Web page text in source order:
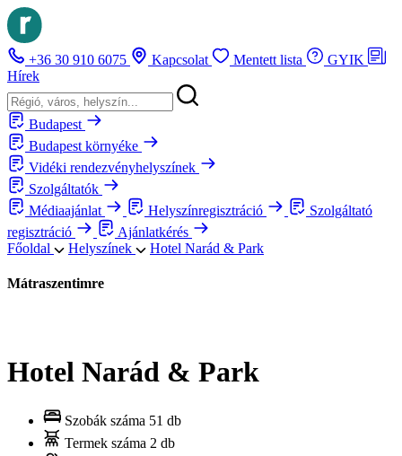
+36 30 910 6075 Kapcsolat Mentett lista
GYIK
Hírek
Budapest
Budapest környéke
Vidéki rendezvényhelyszínek
Szolgáltatók
Médiaajánlat
Helyszínregisztráció
Szolgáltató
regisztráció
Ajánlatkérés
Főoldal
Helyszínek Hotel Narád & Park
Mátraszentimre
Hotel Narád & Park
Szobák száma 51 db
Termek száma 2 db